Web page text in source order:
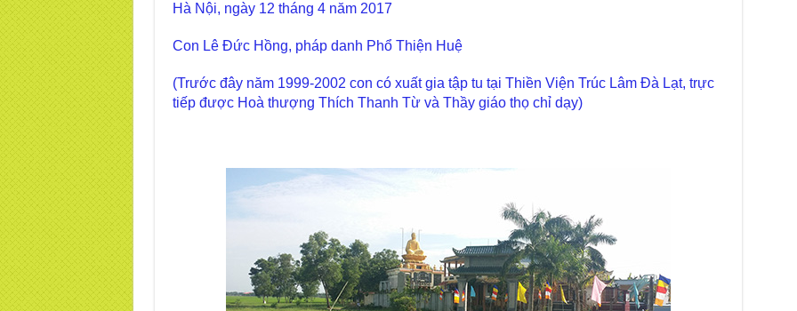
Hà Nội, ngày 12 tháng 4 năm 2017
Con Lê Đức Hồng, pháp danh Phổ Thiện Huệ
(Trước đây năm 1999-2002 con có xuất gia tập tu tại Thiền Viện Trúc Lâm Đà Lạt, trực
tiếp được Hoà thượng Thích Thanh Từ và Thầy giáo thọ chỉ dạy)